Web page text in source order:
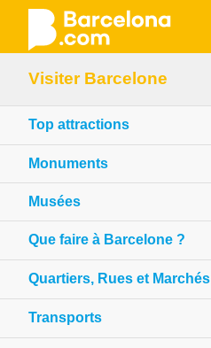
contenu
principal
Visiter Barcelone
Top attractions
Monuments
Musées
Que faire à Barcelone ?
Quartiers, Rues et Marchés
Transports